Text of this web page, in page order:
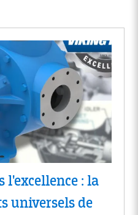
l'excellence : la
universels de